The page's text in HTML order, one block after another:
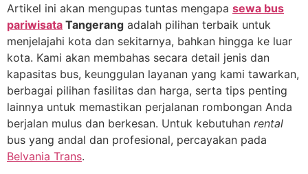
Artikel ini akan mengupas tuntas mengapa sewa bus
pariwisata Tangerang adalah pilihan terbaik untuk
menjelajahi kota dan sekitarnya, bahkan hingga ke luar
kota. Kami akan membahas secara detail jenis dan
kapasitas bus, keunggulan layanan yang kami tawarkan,
berbagai pilihan fasilitas dan harga, serta tips penting
lainnya untuk memastikan perjalanan rombongan Anda
berjalan mulus dan berkesan. Untuk kebutuhan rental
bus yang andal dan profesional, percayakan pada
Belvania Trans.